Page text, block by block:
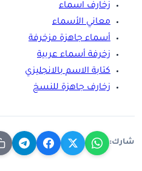
زخارف اسماء
معاني الأسماء
أسماء جاهزة مزخرفة
زخرفة أسماء عربية
كتابة الاسم بالانجليزي
زخارف جاهزة للنسخ
شارك: